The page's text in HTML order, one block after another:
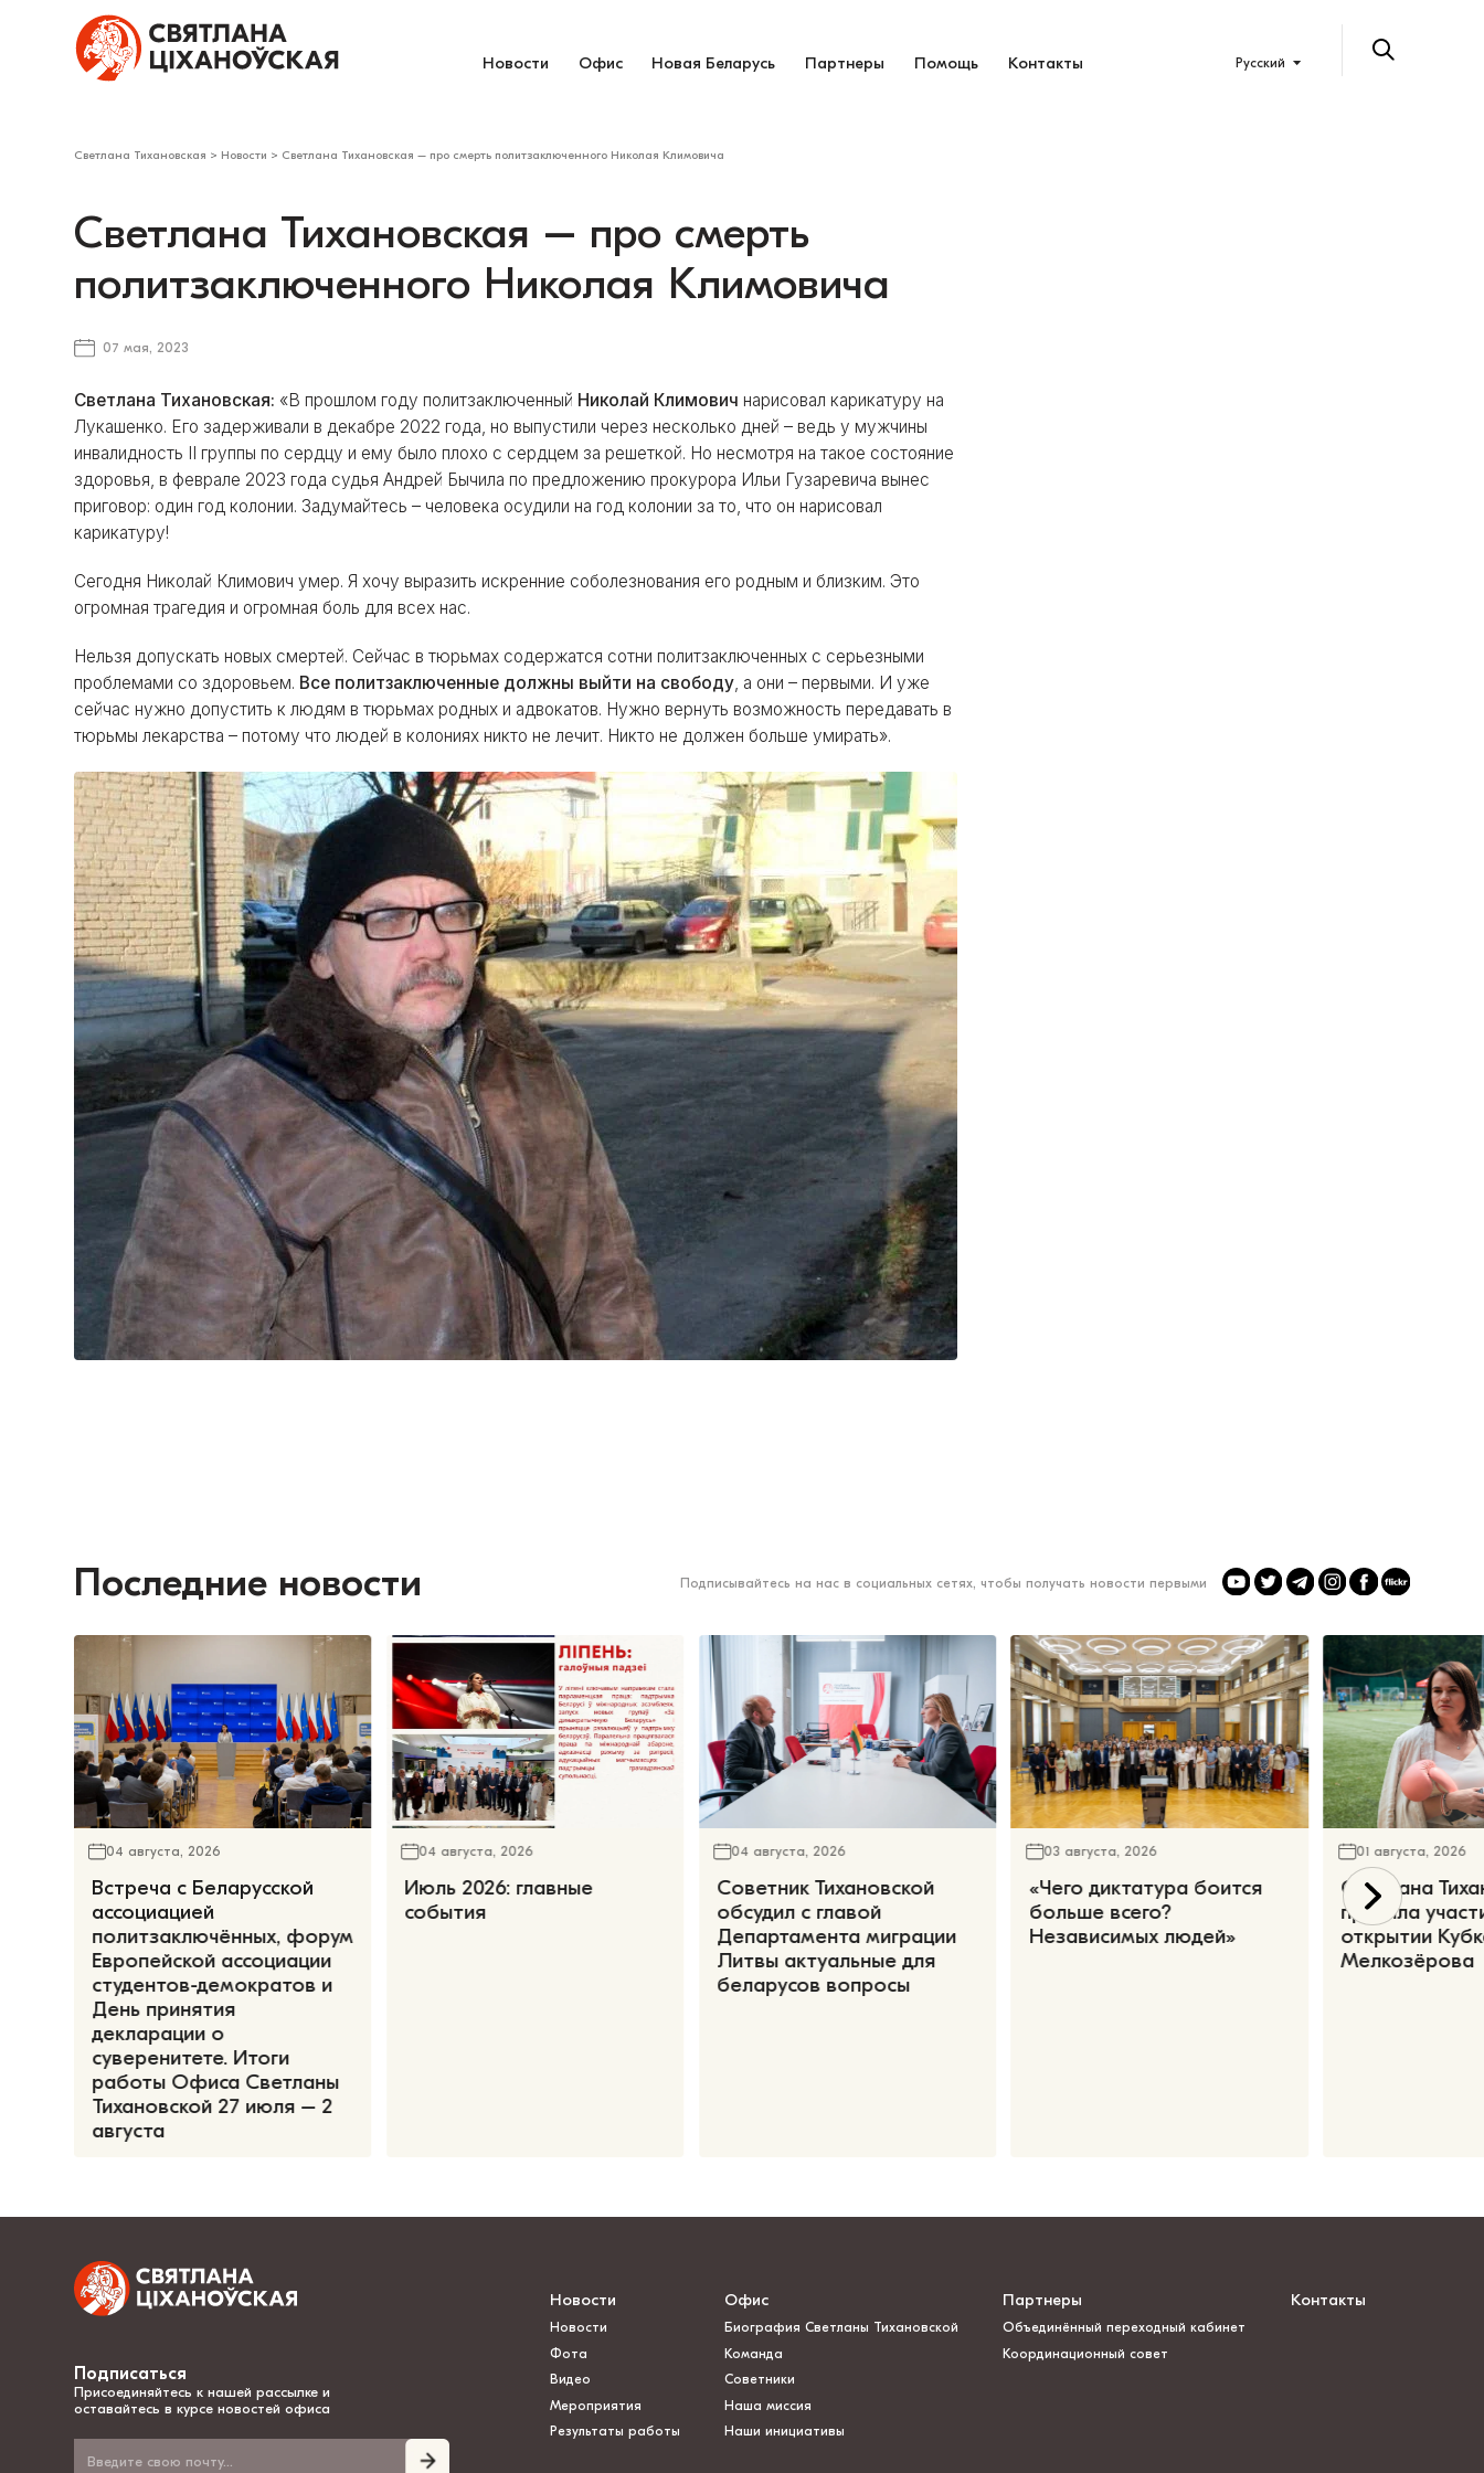
Новости Офис Новая Беларусь Партнеры Помощь Контакты Русский
Светлана Тихановская > Новости > Светлана Тихановская – про смерть политзаключенного Николая Климовича
Светлана Тихановская – про смерть
политзаключенного Николая Климовича
07 мая, 2023
​Светлана Тихановская: «В прошлом году политзаключенный Николай Климович нарисовал карикатуру на
Лукашенко. Его задерживали в декабре 2022 года, но выпустили через несколько дней – ведь у мужчины
инвалидность II группы по сердцу и ему было плохо с сердцем за решеткой. Но несмотря на такое состояние
здоровья, в феврале 2023 года судья Андрей Бычила по предложению прокурора Ильи Гузаревича вынес
приговор: один год колонии. Задумайтесь – человека осудили на год колонии за то, что он нарисовал
карикатуру!
Сегодня Николай Климович умер. Я хочу выразить искренние соболезнования его родным и близким. Это
огромная трагедия и огромная боль для всех нас.
Нельзя допускать новых смертей. Сейчас в тюрьмах содержатся сотни политзаключенных с серьезными
проблемами со здоровьем. Все политзаключенные должны выйти на свободу, а они – первыми. И уже
сейчас нужно допустить к людям в тюрьмах родных и адвокатов. Нужно вернуть возможность передавать в
тюрьмы лекарства – потому что людей в колониях никто не лечит. Никто не должен больше умирать».
Последние новости Подписывайтесь на нас в социальных сетях, чтобы получать новости первыми
04 августа, 2026
Встреча с Беларусской
ассоциацией
политзаключённых, форум
Европейской ассоциации
студентов-демократов и
День принятия
декларации о
суверенитете. Итоги
работы Офиса Светланы
Тихановской 27 июля – 2
августа
04 августа, 2026
Июль 2026: главные
события
04 августа, 2026
Советник Тихановской
обсудил с главой
Департамента миграции
Литвы актуальные для
беларусов вопросы
03 августа, 2026
«Чего диктатура боится
больше всего?
Независимых людей»
01 августа, 2026
Светлана
приняла
открытии
Мелкозёрова
Подписаться
Присоединяйтесь к нашей рассылке и
оставайтесь в курсе новостей офиса
Новости
Новости
Фота
Видео
Мероприятия
Результаты работы
Офис
Биография Светланы Тихановской
Команда
Советники
Наша миссия
Наши инициативы
Партнеры
Объединённый переходный кабинет
Координационный совет
Контакты